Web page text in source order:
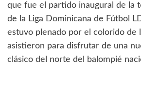
que fue el partido inaugural de la
de la Liga Dominicana de Fútbol
estuvo plenado por el colorido de
asistieron para disfrutar de una
clásico del norte del balompié